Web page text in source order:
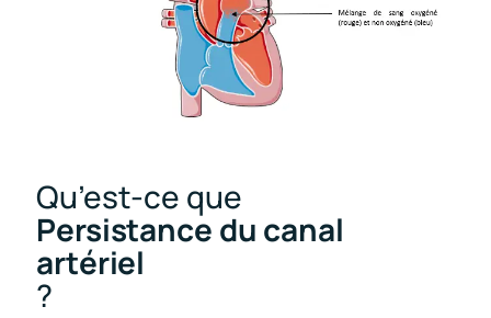
Qu’est-ce que
Persistance du canal
artériel
?